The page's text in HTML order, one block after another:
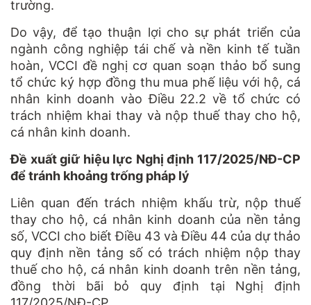
trường.
Do vậy, để tạo thuận lợi cho sự phát triển của
ngành công nghiệp tái chế và nền kinh tế tuần
hoàn, VCCI đề nghị cơ quan soạn thảo bổ sung
tổ chức ký hợp đồng thu mua phế liệu với hộ, cá
nhân kinh doanh vào Điều 22.2 về tổ chức có
trách nhiệm khai thay và nộp thuế thay cho hộ,
cá nhân kinh doanh.
Đề xuất giữ hiệu lực Nghị định 117/2025/NĐ-CP
để tránh khoảng trống pháp lý
Liên quan đến trách nhiệm khấu trừ, nộp thuế
thay cho hộ, cá nhân kinh doanh của nền tảng
số, VCCI cho biết Điều 43 và Điều 44 của dự thảo
quy định nền tảng số có trách nhiệm nộp thay
thuế cho hộ, cá nhân kinh doanh trên nền tảng,
đồng thời bãi bỏ quy định tại Nghị định